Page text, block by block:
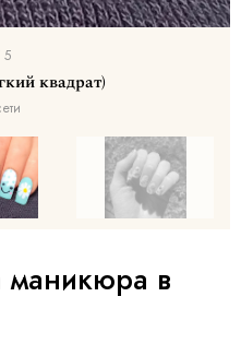
5
квадрат)
маникюра в